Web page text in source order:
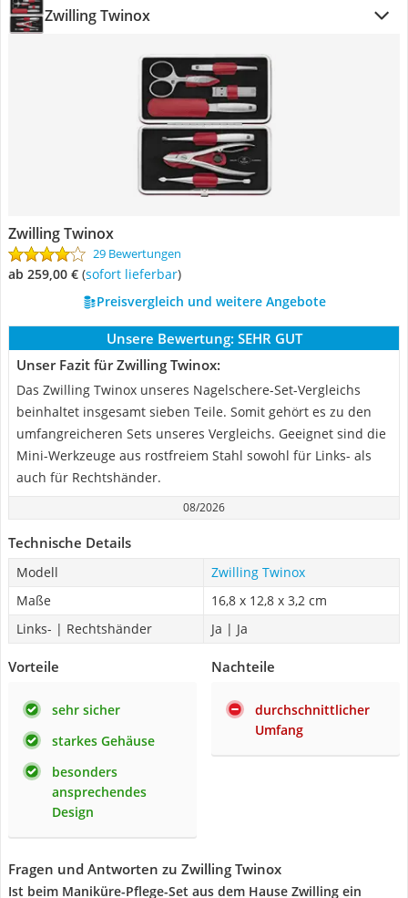
Zwilling Twinox
Zwilling Twinox
29 Bewertungen
ab 259,00 € ( Sofort lieferbar)
Preisvergleich und weitere Angebote
Unsere Bewertung: SEHR GUT
Unser Fazit für Zwilling Twinox:
Das Zwilling Twinox unseres Nagelschere-Set-Vergleichs
beinhaltet insgesamt sieben Teile. Somit gehört es zu den
umfangreicheren Sets unseres Vergleichs. Geeignet sind die
Mini-Werkzeuge aus rostfreiem Stahl sowohl für Links- als
auch für Rechtshänder.
08/2026
Technische Details
Modell
Zwilling Twinox
Maße
‎16,8 x 12,8 x 3,2 cm
Links- | Rechtshänder
Ja | Ja
Vorteile
sehr sicher
starkes Gehäuse
besonders
ansprechendes
Design
Nachteile
durchschnittlicher
Umfang
Fragen und Antworten zu Zwilling Twinox
Ist beim Maniküre-Pflege-Set aus dem Hause Zwilling ein